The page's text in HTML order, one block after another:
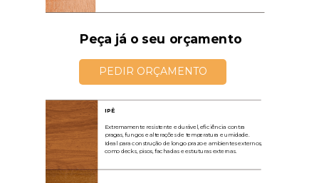
PEDIR ORÇAMENTO
Peça já o seu orçamento
IPÊ
Extremamente resistente e durável, eficiência contra
pragas, fungos e alterações de temperatura e umidade.
Ideal para construção de longo prazo e ambientes externos,
como decks, pisos, fachadas e estruturas externas.